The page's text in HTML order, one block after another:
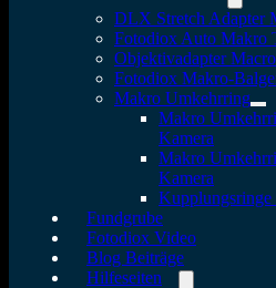
DLX Stretch Adapter
Fotodiox Auto Makro
Objektivadapter
Fotodiox Makro-
Makro Umkehrring
Makro
Kamera
Makro
Kamera
Fundgrube
Fotodiox Video
Blog Beiträge
Hilfeseiten